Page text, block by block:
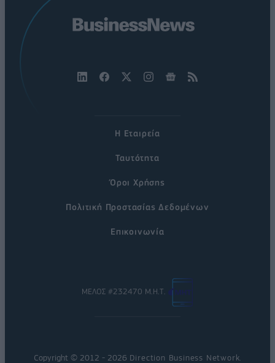
Η Εταιρεία
Ταυτότητα
Όροι Χρήσης
Πολιτική Προστασίας Δεδομένων
Επικοινωνία
ΜΕΛΟΣ #232470 Μ.Η.Τ.
Copyright © 2012 - 2026 Direction Business Network